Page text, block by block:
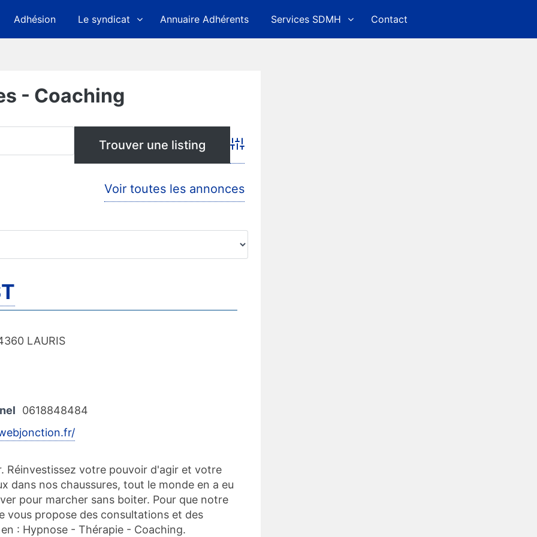
Adhésion Le syndicat Annuaire Adhérents Services SDMH Contact
- Coaching
Advanced Search
Voir toutes les annonces
LAURIS
0618848484
Réinvestissez votre pouvoir d'agir et votre
dans nos chaussures, tout le monde en a eu
pour marcher sans boiter. Pour que notre
vous propose des consultations et des
: Hypnose - Thérapie - Coaching.